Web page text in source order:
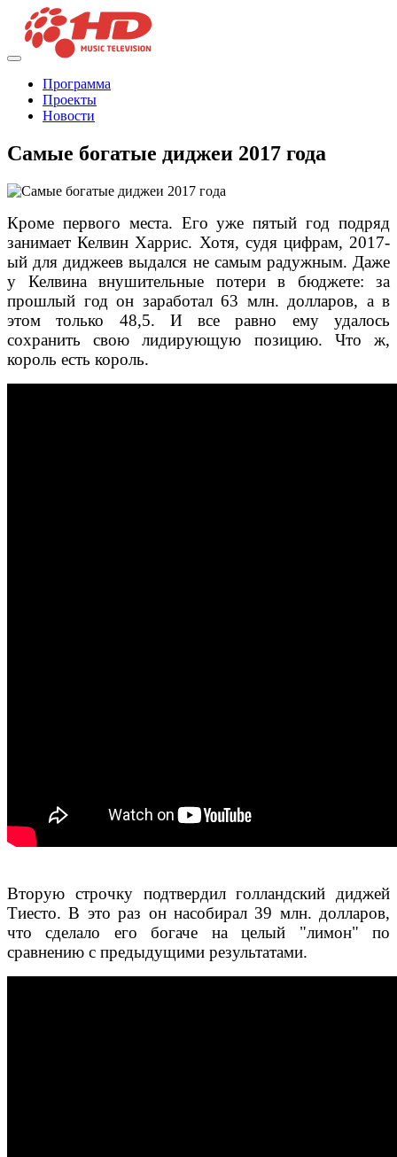
Программа
Проекты
Новости
Самые богатые диджеи 2017 года
Кроме первого места. Его уже пятый год подряд
занимает Келвин Харрис. Хотя, судя цифрам, 2017-
ый для диджеев выдался не самым радужным. Даже
у Келвина внушительные потери в бюджете: за
прошлый год он заработал 63 млн. долларов, а в
этом только 48,5. И все равно ему удалось
сохранить свою лидирующую позицию. Что ж,
король есть король.
Вторую строчку подтвердил голландский диджей
Тиесто. В это раз он насобирал 39 млн. долларов,
что сделало его богаче на целый "лимон" по
сравнению с предыдущими результатами.